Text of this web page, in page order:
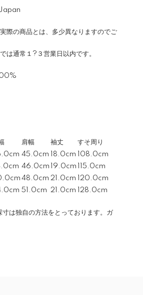
際の商品とは、多少異なりますのでご
は通常１?３営業日以内です。
肩幅 袖丈
すそ周り
45.0cm 18.0cm
108.0cm
46.0cm 19.0cm
115.0cm
48.0cm 21.0cm
120.0cm
51.0cm 21.0cm 128.0cm
は独自の方法をとっております。ガ